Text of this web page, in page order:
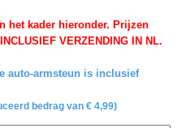
het kader hieronder. Prijzen
VERZENDING IN NL.
auto-armsteun is inclusief
bedrag van € 4,99)